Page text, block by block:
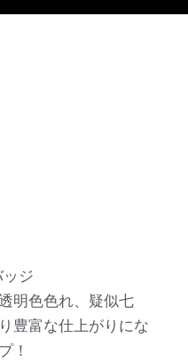
ジ
明色色れ、疑似七
豊富な仕上がりにな
！